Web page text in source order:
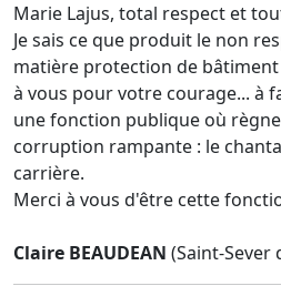
Marie Lajus, total respect et
Je sais ce que produit le non
matière protection de
à vous pour votre courage... à
une fonction publique où
corruption rampante : le
carrière.
Merci à vous d'être cette
Claire BEAUDEAN (Saint-Sever